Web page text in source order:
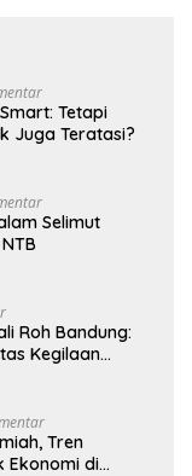
Tetapi
Juga Teratasi?
Selimut
Roh Bandung:
Kegilaan
Tren
Ekonomi di